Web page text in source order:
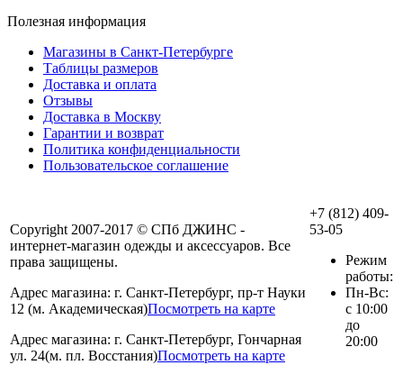
Полезная информация
Магазины в Санкт-Петербурге
Таблицы размеров
Доставка и оплата
Отзывы
Доставка в Москву
Гарантии и возврат
Политика конфиденциальности
Пользовательское соглашение
Copyright 2007-2017 © СПб ДЖИНС -
интернет-магазин одежды и аксессуаров. Все
права защищены.
Адрес магазина: г. Санкт-Петербург, пр-т Науки
12 (м. Академическая)Посмотреть на карте
Адрес магазина: г. Санкт-Петербург, Гончарная
ул. 24(м. пл. Восстания)Посмотреть на карте
+7 (812) 409-
53-05
Режим
работы:
Пн-Вс:
с 10:00
до
20:00